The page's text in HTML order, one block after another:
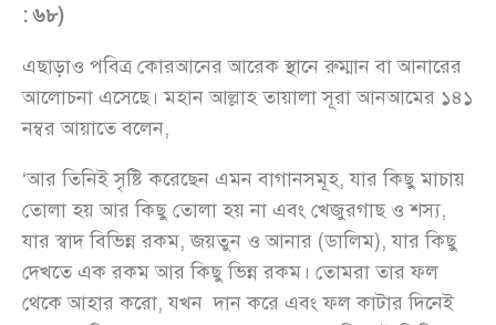
: ৬৮)
এছাড়াও পবিত্র কোরআনের আরেক স্থানে রুম্মান বা আনারের
আলোচনা এসেছে। মহান আল্লাহ তায়ালা সূরা আনআমের ১৪১
নম্বর আয়াতে বলেন,
‘আর তিনিই সৃষ্টি করেছেন এমন বাগানসমূহ, যার কিছু মাচায়
তোলা হয় আর কিছু তোলা হয় না এবং খেজুরগাছ ও শস্য,
যার স্বাদ বিভিন্ন রকম, জয়তুন ও আনার (ডালিম), যার কিছু
দেখতে এক রকম আর কিছু ভিন্ন রকম। তোমরা তার ফল
থেকে আহার করো, যখন দান করে এবং ফল কাটার দিনেই